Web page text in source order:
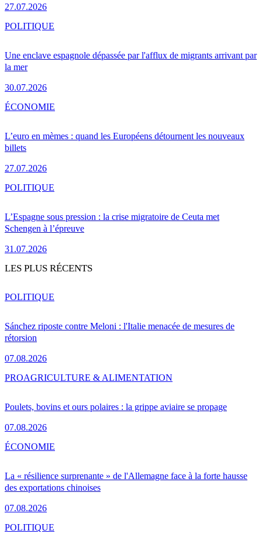
27.07.2026
Une enclave espagnole dépassée par l'afflux de migrants arrivant par
la mer
30.07.2026
POLITIQUE
L’euro en mèmes : quand les Européens détournent les nouveaux
billets
27.07.2026
ÉCONOMIE
L’Espagne sous pression : la crise migratoire de Ceuta met
Schengen à l’épreuve
31.07.2026
POLITIQUE
LES PLUS RÉCENTS
Sánchez riposte contre Meloni : l'Italie menacée de mesures de
rétorsion
07.08.2026
POLITIQUE
Poulets, bovins et ours polaires : la grippe aviaire se propage
07.08.2026
PROAGRICULTURE & ALIMENTATION
La « résilience surprenante » de l'Allemagne face à la forte hausse
des exportations chinoises
07.08.2026
ÉCONOMIE
POLITIQUE